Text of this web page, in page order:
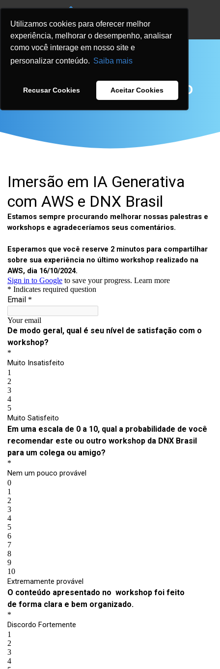
Utilizamos cookies para oferecer melhor
experiência, melhorar o desempenho, analisar
como você interage em nosso site e
personalizar conteúdo. Saiba mais
Recusar Cookies Aceitar Cookies
PESQUISA DE SATISFAÇÃO